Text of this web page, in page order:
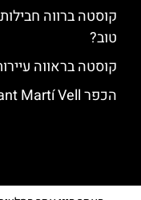
קוסטה ברווה
טוב?
קוסטה בראווה
הכפר Sant Martí Vell (30 דקות נסיעה מגירונה)